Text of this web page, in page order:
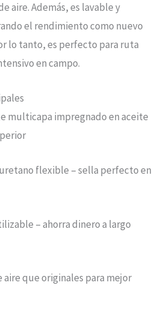
aire. Además, es lavable y
el rendimiento como nuevo
lo tanto, es perfecto para ruta
en campo.
multicapa impregnado en aceite
flexible – sella perfecto en
– ahorra dinero a largo
aire que originales para mejor